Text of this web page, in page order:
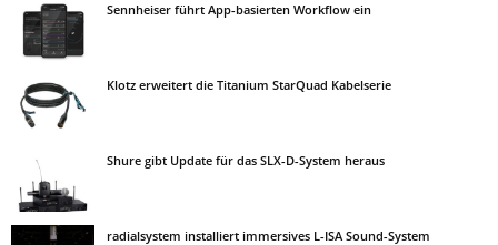
Sennheiser führt App-basierten Workflow ein
Klotz erweitert die Titanium StarQuad Kabelserie
Shure gibt Update für das SLX-D-System heraus
radialsystem installiert immersives L-ISA Sound-System